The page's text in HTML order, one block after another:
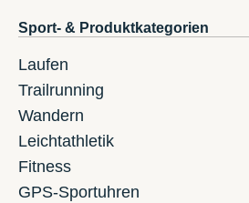
Sport- & Produktkategorien
Laufen
Trailrunning
Wandern
Leichtathletik
Fitness
GPS-Sportuhren